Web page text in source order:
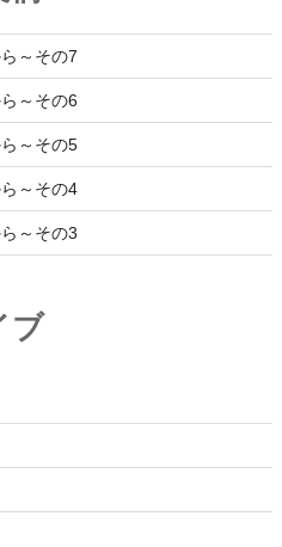
～その7
～その6
～その5
～その4
～その3
ブ